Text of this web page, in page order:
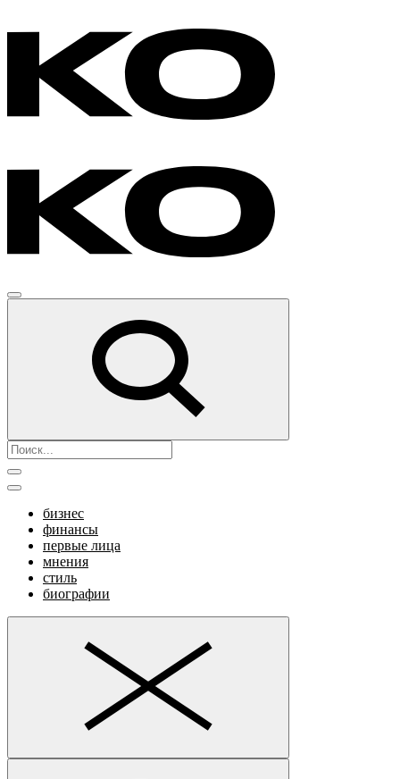
бизнес
финансы
первые лица
мнения
стиль
биографии